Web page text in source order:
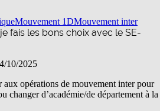
Mouvement 1DMouvement inter
fais les bons choix avec le SE-
10/2025
aux opérations de mouvement inter pour
changer d’académie/de département à la